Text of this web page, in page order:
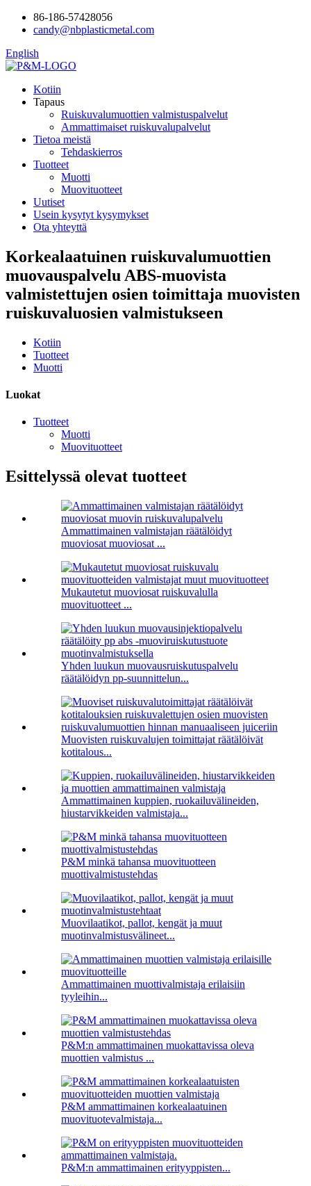
86-186-57428056
candy@nbplasticmetal.com
English
Kotiin
Tapaus
Ruiskuvalumuottien valmistuspalvelut
Ammattimaiset ruiskuvalupalvelut
Tietoa meistä
Tehdaskierros
Tuotteet
Muotti
Muovituotteet
Uutiset
Usein kysytyt kysymykset
Ota yhteyttä
Korkealaatuinen ruiskuvalumuottien
muovauspalvelu ABS-muovista
valmistettujen osien toimittaja muovisten
ruiskuvaluosien valmistukseen
Kotiin
Tuotteet
Muotti
Luokat
Tuotteet
Muotti
Muovituotteet
Esittelyssä olevat tuotteet
Ammattimainen valmistajan räätälöidyt
muoviosat muoviosat ...
Mukautetut muoviosat ruiskuvalulla
muovituotteet ...
Yhden luukun muovausruiskutuspalvelu
räätälöidyn pp-suunnittelun...
Muovisten ruiskuvalujen toimittajat räätälöivät
kotitalous...
Ammattimainen kuppien, ruokailuvälineiden,
hiustarvikkeiden valmistaja...
P&M minkä tahansa muovituotteen
muottivalmistustehdas
Muovilaatikot, pallot, kengät ja muut
muotinvalmistusvälineet...
Ammattimainen muottivalmistaja erilaisiin
tyyleihin...
P&M:n ammattimainen muokattavissa oleva
muottien valmistus ...
P&M ammattimainen korkealaatuinen
muovituotevalmistaja...
P&M:n ammattimainen erityyppisten...